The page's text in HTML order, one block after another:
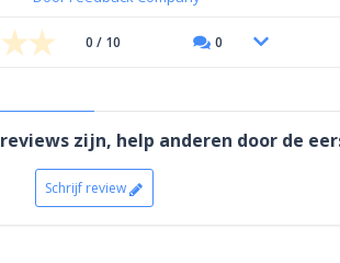
0 / 10 0
zijn, help anderen door de
Schrijf review